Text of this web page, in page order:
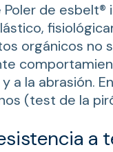
Poler de
orgánicos no
a la abrasión.
(test de la
a